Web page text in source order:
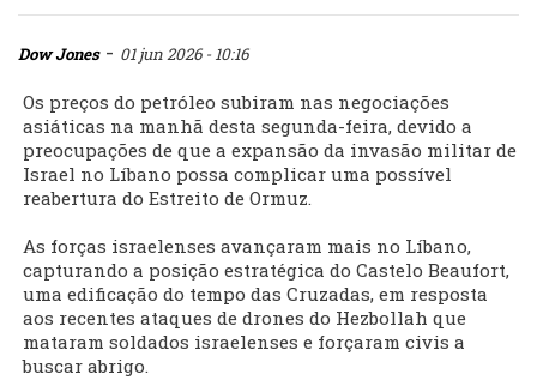
Dow Jones- 01 jun 2026 - 10:16
Os preços do petróleo subiram nas negociações
asiáticas na manhã desta segunda-feira, devido a
preocupações de que a expansão da invasão militar de
Israel no Líbano possa complicar uma possível
reabertura do Estreito de Ormuz.
As forças israelenses avançaram mais no Líbano,
capturando a posição estratégica do Castelo Beaufort,
uma edificação do tempo das Cruzadas, em resposta
aos recentes ataques de drones do Hezbollah que
mataram soldados israelenses e forçaram civis a
buscar abrigo.